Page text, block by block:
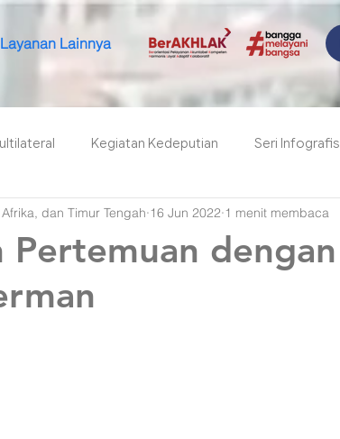
Layanan Lainnya
Kegiatan Kedeputian Seri Infografis
dengan
dan Timur Tengah 16 Jun 2022 1 menit membaca